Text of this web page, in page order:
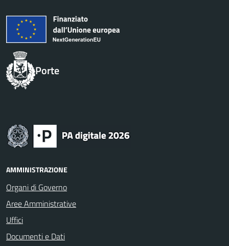
Porte
AMMINISTRAZIONE
Organi di Governo
Aree Amministrative
Uffici
Documenti e Dati